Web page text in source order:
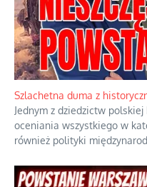
Szlachetna duma z
Jednym z dziedzictw
oceniania wszystkiego w
również polityki